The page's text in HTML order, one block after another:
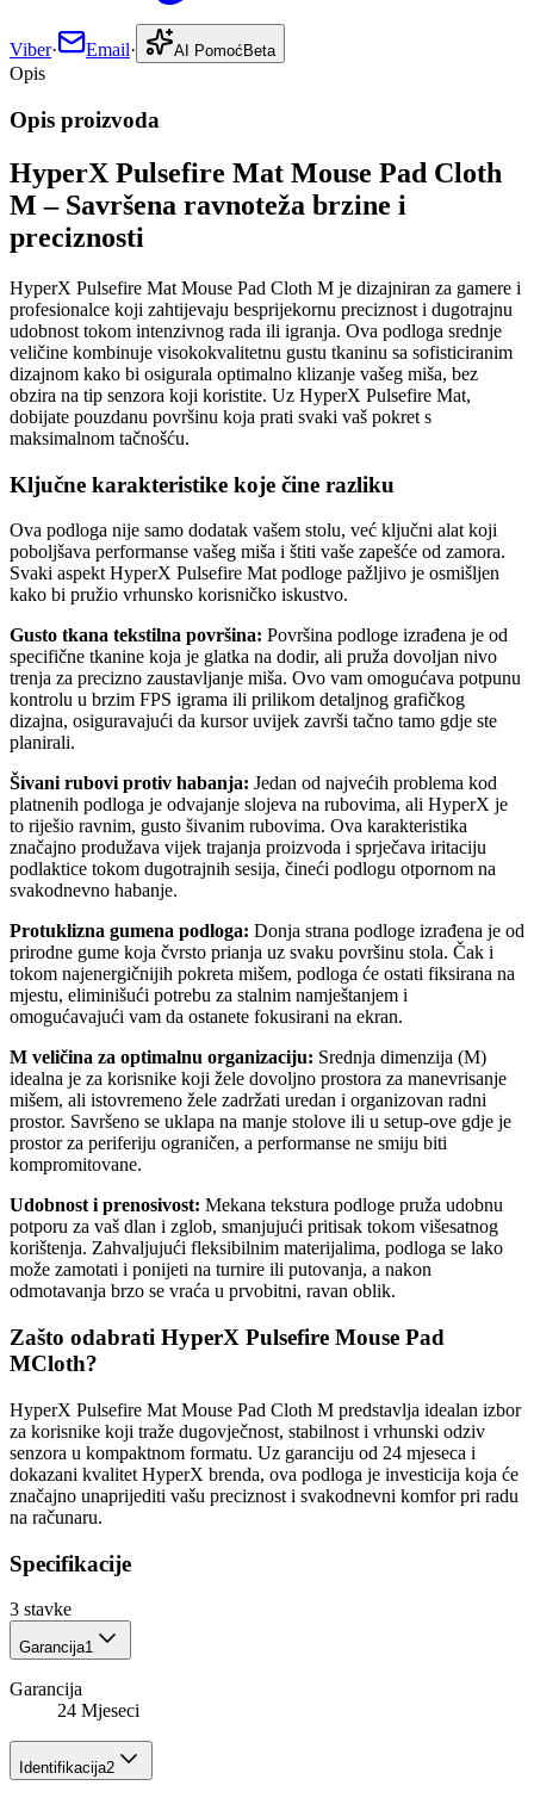
Viber· Email· AI Pomoć Beta
Opis
Opis proizvoda
HyperX Pulsefire Mat Mouse Pad Cloth
M – Savršena ravnoteža brzine i
preciznosti
HyperX Pulsefire Mat Mouse Pad Cloth M je dizajniran za gamere i
profesionalce koji zahtijevaju besprijekornu preciznost i dugotrajnu
udobnost tokom intenzivnog rada ili igranja. Ova podloga srednje
veličine kombinuje visokokvalitetnu gustu tkaninu sa sofisticiranim
dizajnom kako bi osigurala optimalno klizanje vašeg miša, bez
obzira na tip senzora koji koristite. Uz HyperX Pulsefire Mat,
dobijate pouzdanu površinu koja prati svaki vaš pokret s
maksimalnom tačnošću.
Ključne karakteristike koje čine razliku
Ova podloga nije samo dodatak vašem stolu, već ključni alat koji
poboljšava performanse vašeg miša i štiti vaše zapešće od zamora.
Svaki aspekt HyperX Pulsefire Mat podloge pažljivo je osmišljen
kako bi pružio vrhunsko korisničko iskustvo.
Gusto tkana tekstilna površina: Površina podloge izrađena je od
specifične tkanine koja je glatka na dodir, ali pruža dovoljan nivo
trenja za precizno zaustavljanje miša. Ovo vam omogućava potpunu
kontrolu u brzim FPS igrama ili prilikom detaljnog grafičkog
dizajna, osiguravajući da kursor uvijek završi tačno tamo gdje ste
planirali.
Šivani rubovi protiv habanja: Jedan od najvećih problema kod
platnenih podloga je odvajanje slojeva na rubovima, ali HyperX je
to riješio ravnim, gusto šivanim rubovima. Ova karakteristika
značajno produžava vijek trajanja proizvoda i sprječava iritaciju
podlaktice tokom dugotrajnih sesija, čineći podlogu otpornom na
svakodnevno habanje.
Protuklizna gumena podloga: Donja strana podloge izrađena je od
prirodne gume koja čvrsto prianja uz svaku površinu stola. Čak i
tokom najenergičnijih pokreta mišem, podloga će ostati fiksirana na
mjestu, eliminišući potrebu za stalnim namještanjem i
omogućavajući vam da ostanete fokusirani na ekran.
M veličina za optimalnu organizaciju: Srednja dimenzija (M)
idealna je za korisnike koji žele dovoljno prostora za manevrisanje
mišem, ali istovremeno žele zadržati uredan i organizovan radni
prostor. Savršeno se uklapa na manje stolove ili u setup-ove gdje je
prostor za periferiju ograničen, a performanse ne smiju biti
kompromitovane.
Udobnost i prenosivost: Mekana tekstura podloge pruža udobnu
potporu za vaš dlan i zglob, smanjujući pritisak tokom višesatnog
korištenja. Zahvaljujući fleksibilnim materijalima, podloga se lako
može zamotati i ponijeti na turnire ili putovanja, a nakon
odmotavanja brzo se vraća u prvobitni, ravan oblik.
Zašto odabrati HyperX Pulsefire Mouse Pad
MCloth?
HyperX Pulsefire Mat Mouse Pad Cloth M predstavlja idealan izbor
za korisnike koji traže dugovječnost, stabilnost i vrhunski odziv
senzora u kompaktnom formatu. Uz garanciju od 24 mjeseca i
dokazani kvalitet HyperX brenda, ova podloga je investicija koja će
značajno unaprijediti vašu preciznost i svakodnevni komfor pri radu
na računaru.
Specifikacije
3 stavke
Garancija1
Garancija
24 Mjeseci
Identifikacija2